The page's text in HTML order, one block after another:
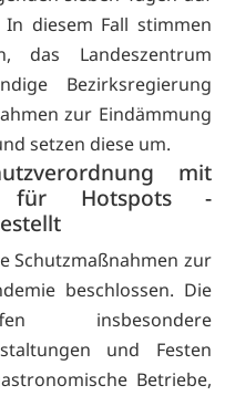
diesem Fall stimmen
das Landeszentrum
Bezirksregierung
zur Eindämmung
setzen diese um.
mit
für Hotspots -
Schutzmaßnahmen zur
beschlossen. Die
insbesondere
und Festen
Betriebe,